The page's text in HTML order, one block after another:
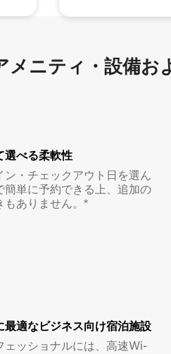
メ⁠ニ⁠テ⁠ィ⁠・設⁠備⁠お
選べる柔軟性
ン・チェックアウト日を選ん
簡単に予約できる上、追加の
もありません。*
最⁠適⁠なビ⁠ジ⁠ネ⁠ス⁠向⁠け宿⁠泊⁠施⁠設
ェッショナルには、高速Wi-